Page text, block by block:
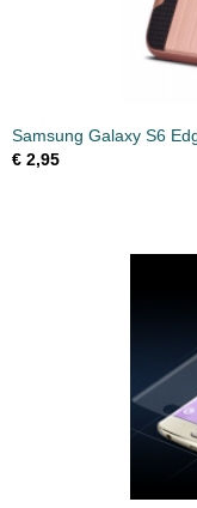
Samsung Galaxy S6
€ 2,95